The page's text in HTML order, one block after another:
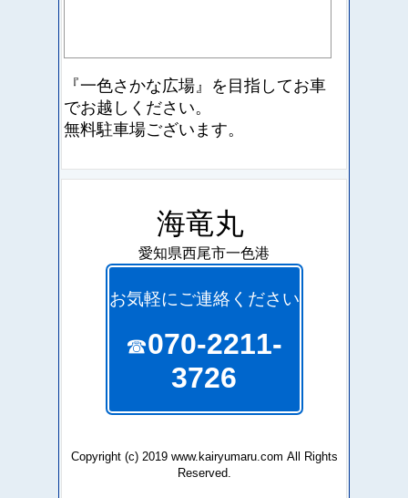
『一色さかな広場』を目指してお車
でお越しください。
無料駐車場ございます。
海竜丸
愛知県西尾市一色港
お気軽にご連絡ください
☎070-2211-
3726
Copyright (c) 2019 www.kairyumaru.com All Rights
Reserved.